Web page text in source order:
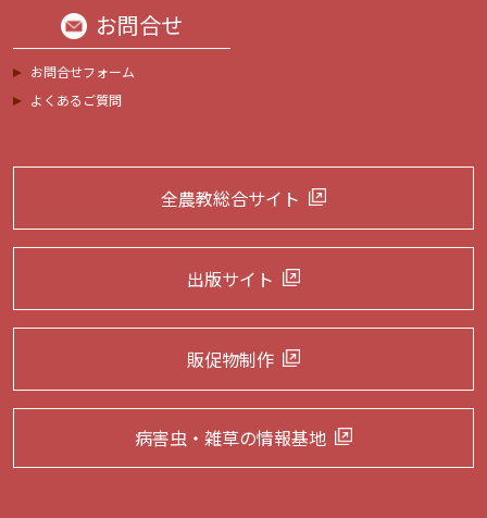
お問合せ
お問合せフォーム
よくあるご質問
全農教総合サイト
出版サイト
販促物制作
病害虫・雑草の情報基地